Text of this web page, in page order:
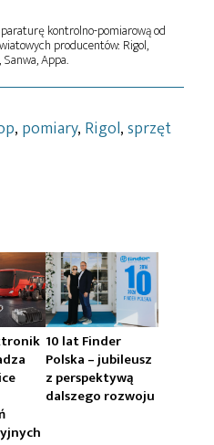
kontrolno-pomiarową od
producentów: Rigol,
Sanwa, Appa.
, pomiary, Rigol,sprzęt
10 lat Finder
Polska – jubileusz
z perspektywą
dalszego rozwoju